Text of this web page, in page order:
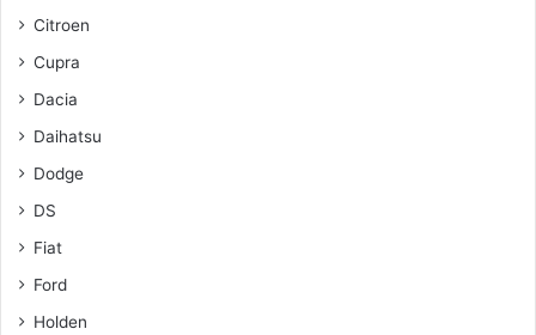
Citroen
Cupra
Dacia
Daihatsu
Dodge
DS
Fiat
Ford
Holden